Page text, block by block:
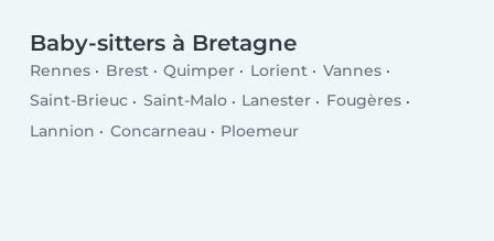
Baby-sitters à Bretagne
Rennes Brest Quimper Lorient
Vannes
Saint-Brieuc
Saint-Malo Lanester
Fougères
Lannion
Concarneau Ploemeur